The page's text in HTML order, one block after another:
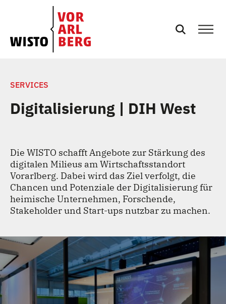
EVENTS
PRESSE
PODCASTS
TEAM
KONTAKT
SERVICES
Digitalisierung | DIH West
Die WISTO schafft Angebote zur Stärkung des
digitalen Milieus am Wirtschaftsstandort
Vorarlberg. Dabei wird das Ziel verfolgt, die
Chancen und Potenziale der Digitalisierung für
heimische Unternehmen, Forschende,
Stakeholder und Start-ups nutzbar zu machen.